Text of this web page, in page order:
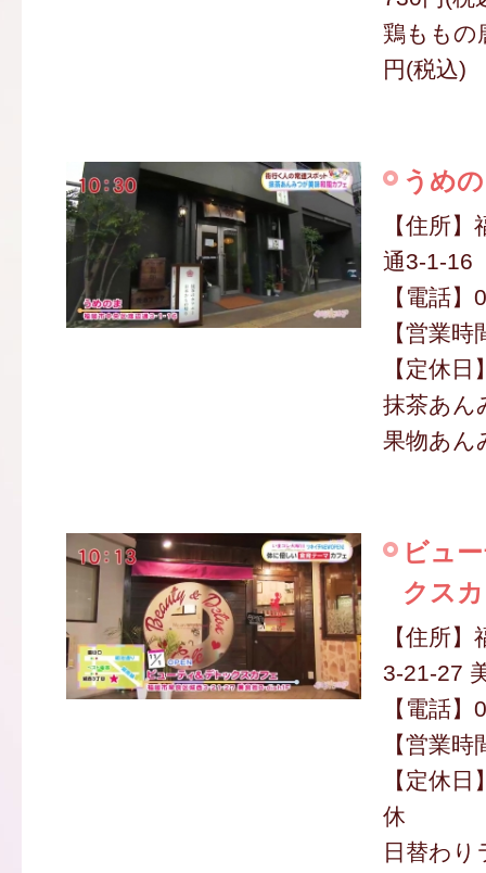
鶏ももの
円(税込)
うめ
【住所
通3-1-16
【電話
【営業
【定休日
抹茶あん
果物あん
ビュ
クス
【住所
3-21-27
【電話
【営業
【定休
休
日替わ